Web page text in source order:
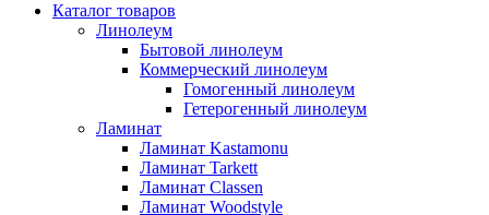
Каталог товаров
Линолеум
Бытовой линолеум
Коммерческий линолеум
Гомогенный линолеум
Гетерогенный линолеум
Ламинат
Ламинат Kastamonu
Ламинат Tarkett
Ламинат Classen
Ламинат Woodstyle